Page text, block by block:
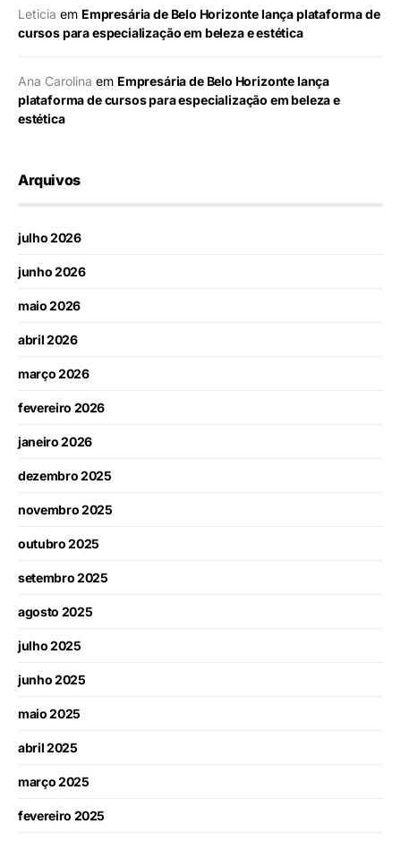
Leticia em Empresária de Belo Horizonte lança plataforma de
cursos para especialização em beleza e estética
Ana Carolina em Empresária de Belo Horizonte lança
plataforma de cursos para especialização em beleza e
estética
Arquivos
julho 2026
junho 2026
maio 2026
abril 2026
março 2026
fevereiro 2026
janeiro 2026
dezembro 2025
novembro 2025
outubro 2025
setembro 2025
agosto 2025
julho 2025
junho 2025
maio 2025
abril 2025
março 2025
fevereiro 2025